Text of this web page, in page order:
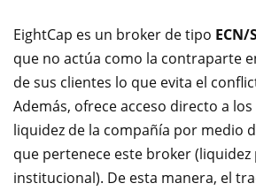
EightCap es un broker de tipo ECN/
que no actúa como la contraparte
de sus clientes lo que evita el
Además, ofrece acceso directo a
liquidez de la compañía por medio
que pertenece este broker
institucional). De esta manera, el